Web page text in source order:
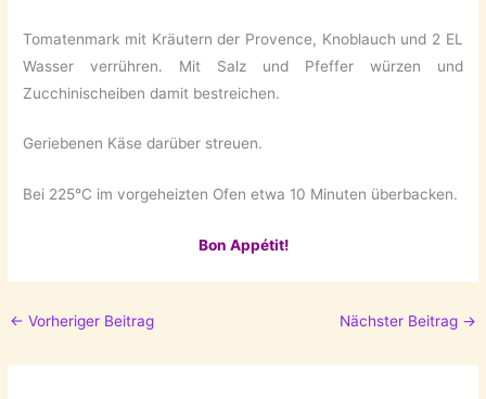
Tomatenmark mit Kräutern der Provence, Knoblauch und 2 EL
Wasser verrühren. Mit Salz und Pfeffer würzen und
Zucchinischeiben damit bestreichen.
Geriebenen Käse darüber streuen.
Bei 225°C im vorgeheizten Ofen etwa 10 Minuten überbacken.
Bon Appétit!
← Vorheriger Beitrag Nächster Beitrag →